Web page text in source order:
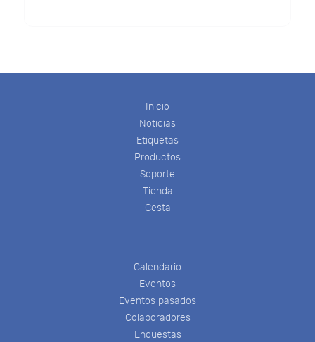
Inicio
Noticias
Etiquetas
Productos
Soporte
Tienda
Cesta
Calendario
Eventos
Eventos pasados
Colaboradores
Encuestas